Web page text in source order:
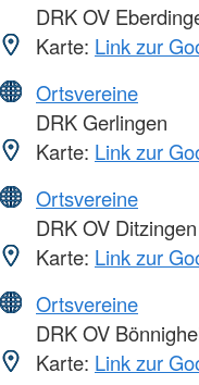
DRK OV
Karte: Link zur
Ortsvereine
DRK Gerlingen
Karte: Link zur
Ortsvereine
DRK OV Ditzingen
Karte: Link zur
Ortsvereine
DRK OV
Karte: Link zur